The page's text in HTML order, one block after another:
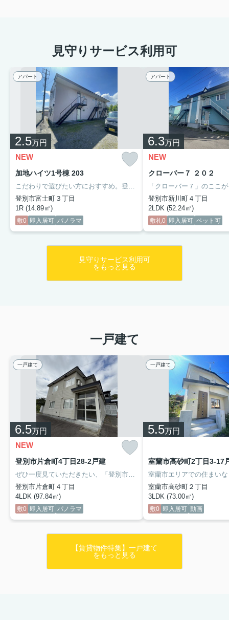
見守りサービス利用可
アパート
2.5万円
NEW
加地ハイツ1号棟 203
こだわりで選びたい方におすすめ。登別市エリアで住まいをお探しなら「加地ハイツ1号棟」。角部屋で人通りが少なく、防犯的にも安心です。クッションフロアなので長時間立っても足が疲れにくいので楽です。初期費用を抑えられる敷金不要のアパートです。新しい日々を送るにふさわしい、きれいな室内です。設備も充実していて住みやすい、魅力が詰まったアパートです。
登別市富士町３丁目
1R (14.89㎡)
敷0 即入居可 パノラマ
アパート
6.3万円
NEW
クローバー７ ２０２
登別市新川町４丁目
2LDK (52.24㎡)
敷礼0 即入居可 ペット可
見守りサービス利用可
をもっと見る
一戸建て
一戸建て
6.5万円
NEW
登別市片倉町4丁目28-2戸建
ぜひ一度見ていただきたい、「登別市片倉町4丁目28-2戸建」です。徒歩9分の距離に北海道登別明日中等教育学校があるのも魅力。室内設備は全室照明付き・システムキッチンなど豊富に揃っており、過ごしやすいお部屋になっております。賃料10万円以下をご希望のお客様、ぜひお問い合わせください。現在空家なので、すぐにご案内できます。
登別市片倉町４丁目
4LDK (97.84㎡)
敷0 即入居可 パノラマ
一戸建て
5.5万円
室蘭市高砂町2丁目3-17
室蘭市高砂町２丁目
3LDK (73.00㎡)
敷0 即入居可 動画
【賃貸物件特集】一戸建て
をもっと見る